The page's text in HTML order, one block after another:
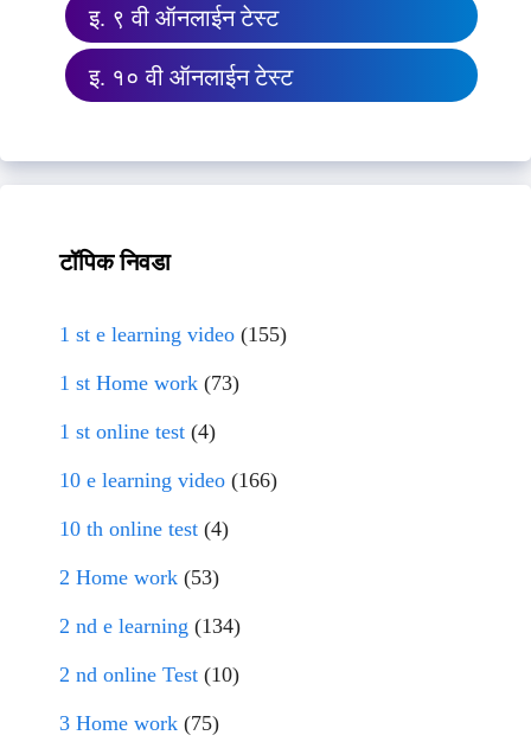
इ. ९ वी ऑनलाईन टेस्ट
इ. १० वी ऑनलाईन टेस्ट
टॉपिक निवडा
1 st e learning video (155)
1 st Home work (73)
1 st online test (4)
10 e learning video (166)
10 th online test (4)
2 Home work (53)
2 nd e learning (134)
2 nd online Test (10)
3 Home work (75)